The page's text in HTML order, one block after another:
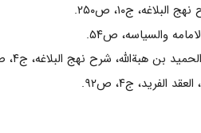
ج۱۰، ص۲۵۰.
والسیاسه، ص۵۴.
بن هبةالله، شرح نهج البلاغه، ج۴، ص۶۳-۶۴.
الفرید، ج۴، ص۹۲.